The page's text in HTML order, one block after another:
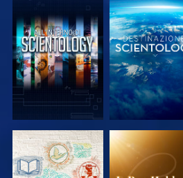
ESPLORA LE
ESPLORA LE